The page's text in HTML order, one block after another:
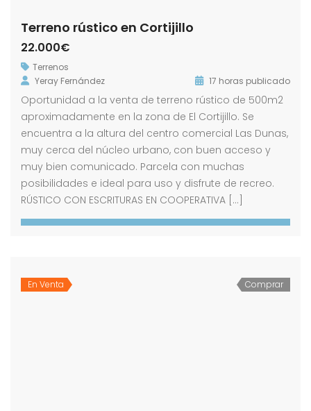
Terreno rústico en Cortijillo
22.000€
Terrenos
Yeray Fernández
17 horas publicado
Oportunidad a la venta de terreno rústico de 500m2
aproximadamente en la zona de El Cortijillo. Se
encuentra a la altura del centro comercial Las Dunas,
muy cerca del núcleo urbano, con buen acceso y
muy bien comunicado. Parcela con muchas
posibilidades e ideal para uso y disfrute de recreo.
RÚSTICO CON ESCRITURAS EN COOPERATIVA […]
En Venta Comprar